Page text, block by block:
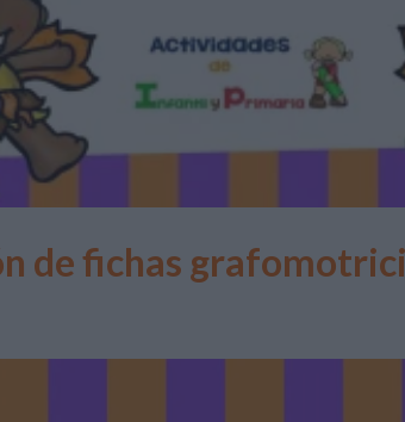
de fichas